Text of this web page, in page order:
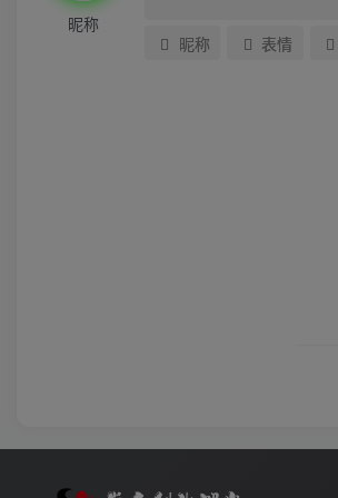
昵称
昵称
表情